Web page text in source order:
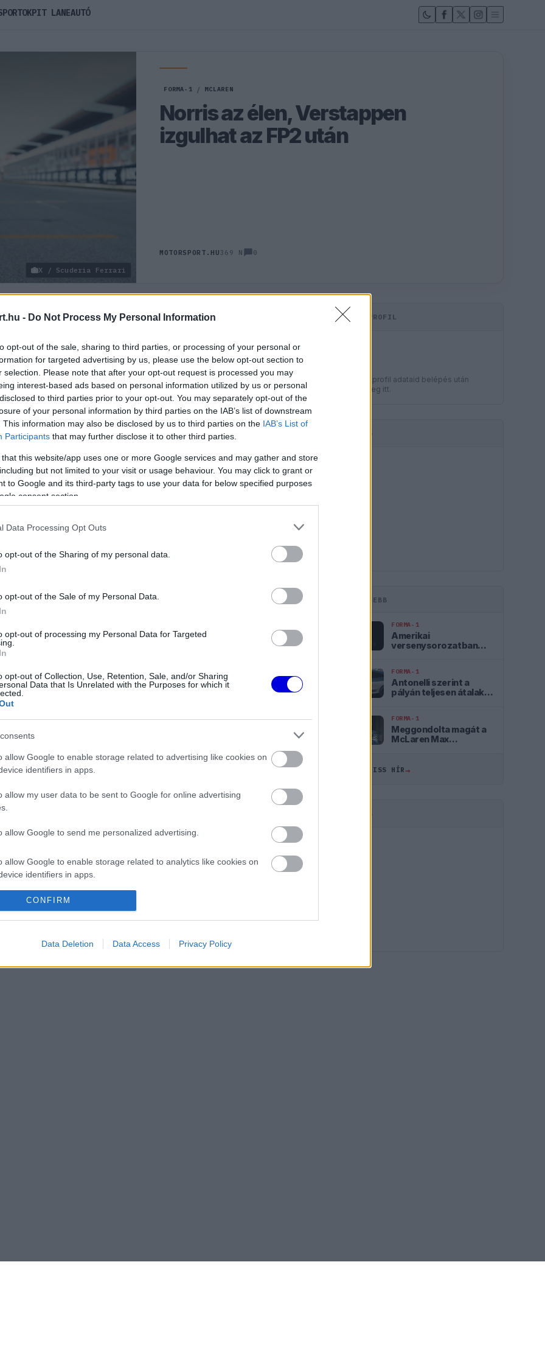
- Do Not Process My Personal Information
opt-out of the sale, sharing to third parties, or processing of your personal or
for targeted advertising by us, please use the below opt-out section to
selection. Please note that after your opt-out request is processed you may
interest-based ads based on personal information utilized by us or personal
to third parties prior to your opt-out. You may separately opt-out of the
of your personal information by third parties on the IAB’s list of downstream
This information may also be disclosed by us to third parties on the IAB’s List of
Participants that may further disclose it to other third parties.
that this website/app uses one or more Google services and may gather and store
but not limited to your visit or usage behaviour. You may click to grant or
to Google and its third-party tags to use your data for below specified purposes
consent section.
Data Processing Opt Outs
opt-out of the Sharing of my personal data.
opt-out of the Sale of my Personal Data.
opt-out of processing my Personal Data for Targeted
opt-out of Collection, Use, Retention, Sale, and/or Sharing
Data that Is Unrelated with the Purposes for which it
allow Google to enable storage related to advertising like cookies on
identifiers in apps.
allow my user data to be sent to Google for online advertising
allow Google to send me personalized advertising.
allow Google to enable storage related to analytics like cookies on
identifiers in apps.
allow Google to enable storage related to functionality of the website
allow Google to enable storage related to personalization.
allow Google to enable storage related to security, including
CONFIRM
Data Deletion Data Access Privacy Policy
X / Scuderia Ferrari
FORMA-1 / MCLAREN
Norris az élen, Verstappen
izgulhat az FP2 után
MOTORSPORT.HU369 N 0
Rendezés:
mail alapú rendszerre.
is.
08:40
átigazolásával kapcsolatban
a Ferrarinál
Bullnál 06:38
a folytatásért 05:55
KOMMENTPROFIL
A kommentprofil adataid belépés után
jelennek meg itt.
HIRDETÉS
LEGFRISSEBB
FORMA-1
Amerikai
versenysorozatban
FORMA-1
Antonelli szerint a
pályán teljesen átalakul
FORMA-1
Meggondolta magát a
McLaren Max
kapcsolatban
ÖSSZES FRISS HÍR→
HIRDETÉS
PIT LANEAUTÓ